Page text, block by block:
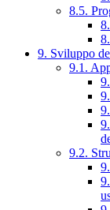
8.5.
9. Sviluppo
9.1.
9.2.